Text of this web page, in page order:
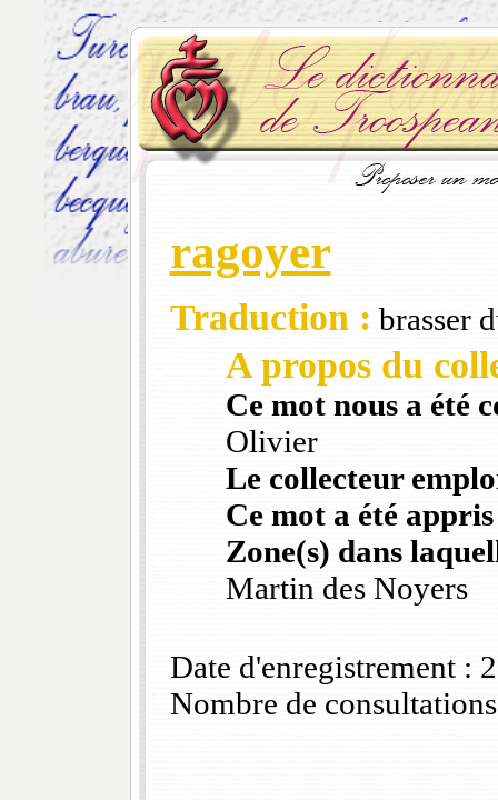
ragoyer
Traduction : brasser
A propos du
Ce mot nous a été
Olivier
Le collecteur
Ce mot a été
Zone(s) dans
Martin des Noyers
Date d'enregistrement :
Nombre de